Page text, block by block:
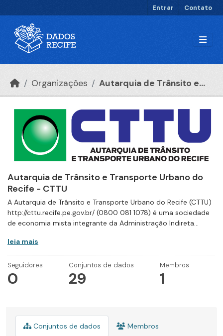
Entrar Contato
Organizações Autarquia de Trânsito e...
Autarquia de Trânsito e Transporte Urbano do
Recife - CTTU
A Autarquia de Trânsito e Transporte Urbano do Recife (CTTU)
http://cttu.recife.pe.gov.br/ (0800 081 1078) é uma sociedade
de economia mista integrante da Administração Indireta...
leia mais
Seguidores
0
Conjuntos de dados
29
Membros
1
Conjuntos de dados Membros